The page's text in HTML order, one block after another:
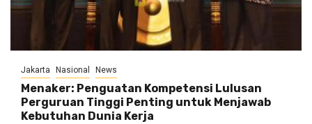
Jakarta Nasional News
Menaker: Penguatan Kompetensi Lulusan
Perguruan Tinggi Penting untuk Menjawab
Kebutuhan Dunia Kerja